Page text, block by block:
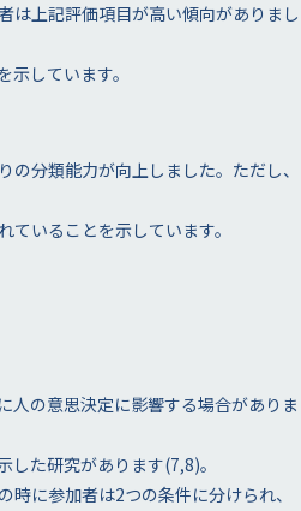
は上記評価項目が高い傾向がありまし
しています。
分類能力が向上しました。ただし、
いることを示しています。
人の意思決定に影響する場合がありま
た研究があります(7,8)。
に参加者は2つの条件に分けられ、